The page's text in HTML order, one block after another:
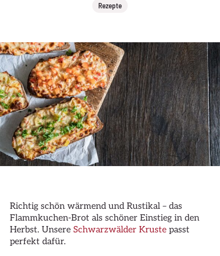
Rezepte
Richtig schön wärmend und Rustikal – das
Flammkuchen-Brot als schöner Einstieg in den
Herbst. Unsere Schwarzwälder Kruste passt
perfekt dafür.